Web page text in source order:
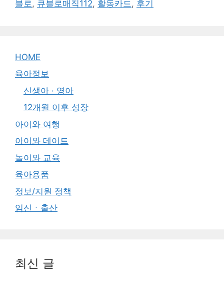
블로 , 큐블로매직112, 활동카드 , 후기
HOME
육아정보
신생아 · 영아
12개월 이후 성장
아이와 여행
아이와 데이트
놀이와 교육
육아용품
정보/지원 정책
임신ㆍ출산
최신 글